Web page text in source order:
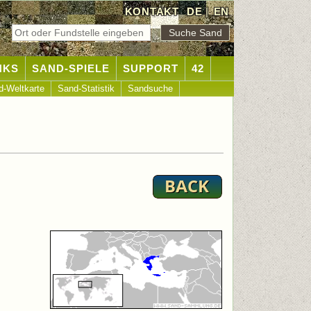
KONTAKT DE|EN
SAND-SPIELE SUPPORT 42
Weltkarte Sand-Statistik Sandsuche